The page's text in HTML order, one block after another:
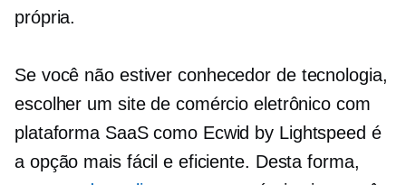
própria.
Se você não estiver conhecedor de tecnologia,
escolher um site de comércio eletrônico com
plataforma SaaS como Ecwid by Lightspeed é
a opção mais fácil e eficiente. Desta forma,